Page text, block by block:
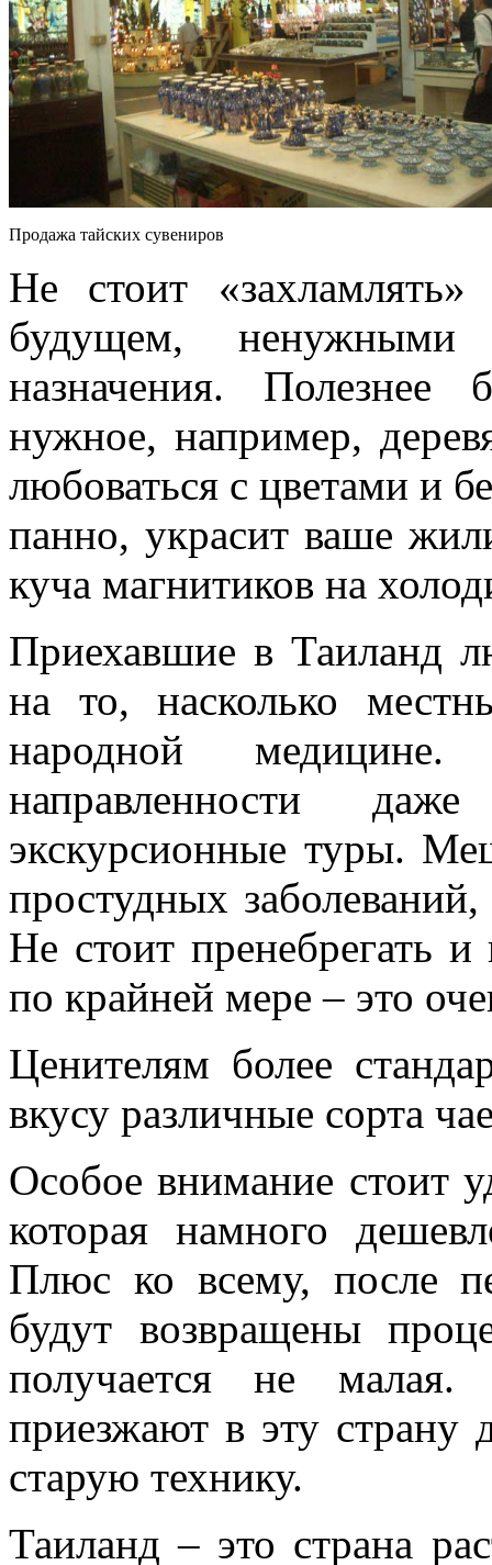
Продажа тайских сувениров
Не стоит
будущем, ненужными
назначения. Полезнее
нужное, например,
любоваться с цветами и
панно, украсит ваше
куча магнитиков на
Приехавшие в Таиланд
на то, насколько
народной
направленности
экскурсионные туры.
простудных
Не стоит пренебрегать
по крайней мере – это
Ценителям более
вкусу различные сорта
Особое внимание стоит
которая намного
Плюс ко всему, после
будут возвращены
получается не
приезжают в эту страну
старую технику.
Таиланд – это страна